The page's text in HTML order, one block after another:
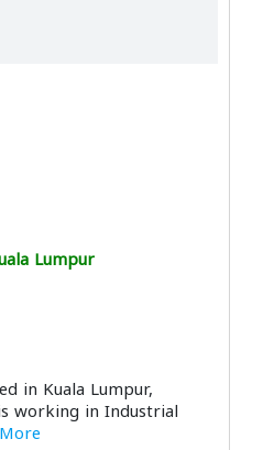
Lumpur
in Kuala Lumpur,
working in Industrial